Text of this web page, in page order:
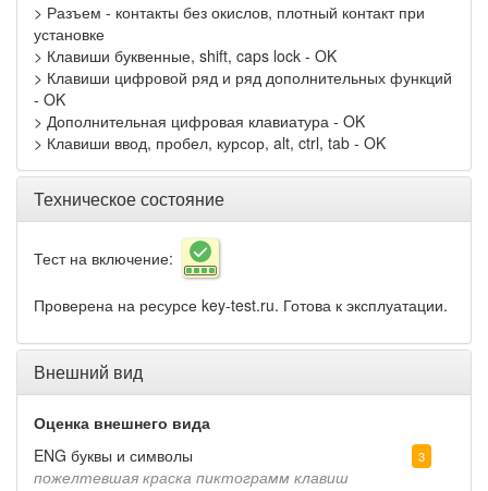
> Разъем - контакты без окислов, плотный контакт при
установке
> Клавиши буквенные, shift, caps lock - OK
> Клавиши цифровой ряд и ряд дополнительных функций
- OK
> Дополнительная цифровая клавиатура - OK
> Клавиши ввод, пробел, курсор, alt, ctrl, tab - OK
Техническое состояние
Тест на включение:
Проверена на ресурсе key-test.ru. Готова к эксплуатации.
Внешний вид
Оценка внешнего вида
ENG буквы и символы
3
пожелтевшая краска пиктограмм клавиш